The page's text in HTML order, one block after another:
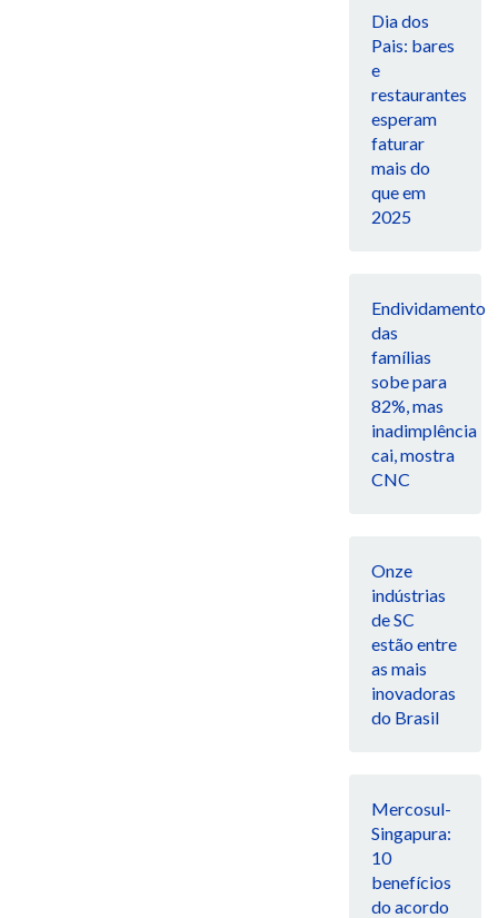
Dia dos
Pais: bares
e
restaurantes
esperam
faturar
mais do
que em
2025
Endividamento
das
famílias
sobe para
82%, mas
inadimplência
cai, mostra
CNC
Onze
indústrias
de SC
estão entre
as mais
inovadoras
do Brasil
Mercosul-
Singapura:
10
benefícios
do acordo